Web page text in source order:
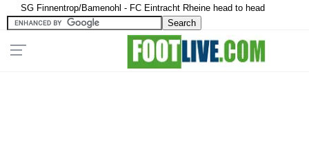
SG Finnentrop/Bamenohl - FC Eintracht Rheine head to head